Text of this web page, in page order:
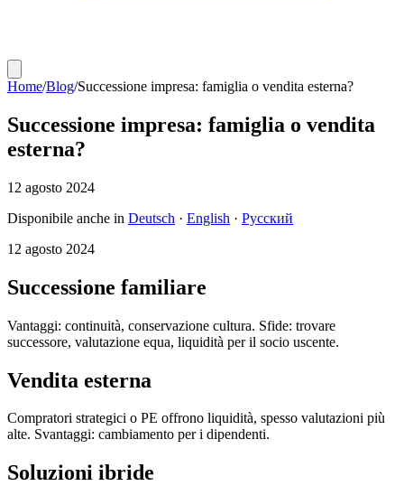
Home/Blog/Successione impresa: famiglia o vendita esterna?
Successione impresa: famiglia o vendita
esterna?
12 agosto 2024
Disponibile anche in Deutsch · English · Русский
12 agosto 2024
Successione familiare
Vantaggi: continuità, conservazione cultura. Sfide: trovare
successore, valutazione equa, liquidità per il socio uscente.
Vendita esterna
Compratori strategici o PE offrono liquidità, spesso valutazioni più
alte. Svantaggi: cambiamento per i dipendenti.
Soluzioni ibride